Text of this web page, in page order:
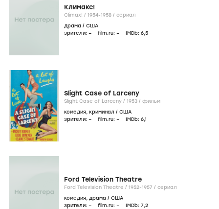
Климакс!
Climax! / 1954-1958 / сериал
драма / США
зрители: – film.ru: – IMDb: 6,5
Slight Case of Larceny
Slight Case of Larceny / 1953 / фильм
комедия, криминал / США
зрители: – film.ru: – IMDb: 6,1
Ford Television Theatre
Ford Television Theatre / 1952-1957 / сериал
комедия, драма / США
зрители: – film.ru: – IMDb: 7,2